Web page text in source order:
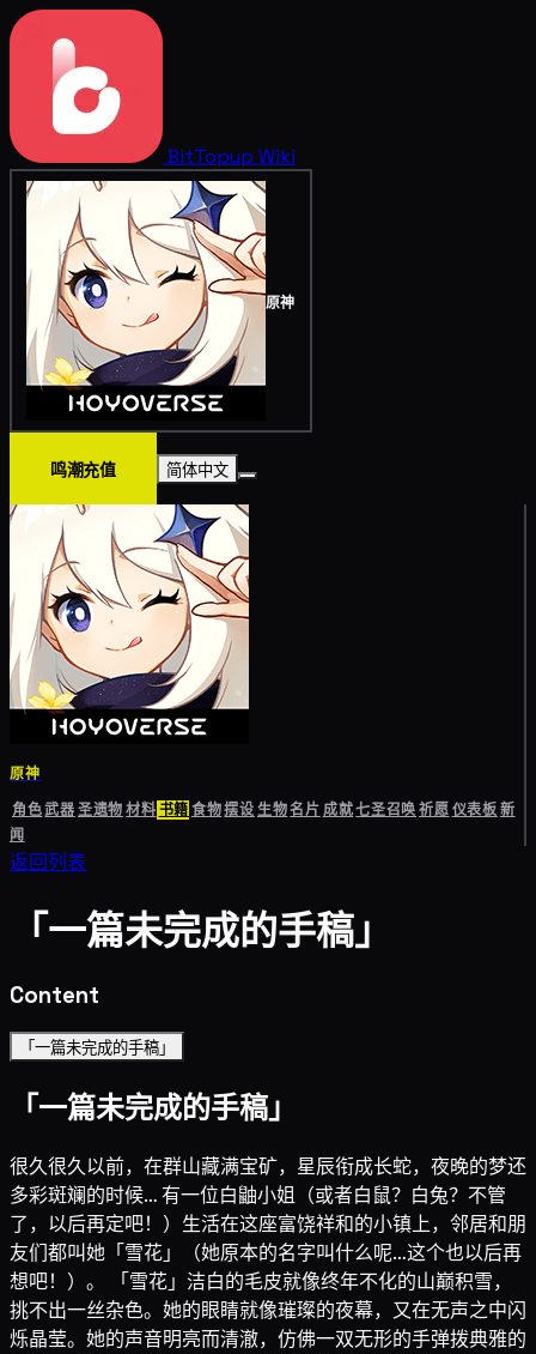
BitTopup Wiki
原神
鸣潮充值 简体中文
原神
角色武器圣遗物材料书籍食物摆设生物名片成就七圣召唤祈愿仪表板新
闻
返回列表
「一篇未完成的手稿」
Content
「一篇未完成的手稿」
「一篇未完成的手稿」
很久很久以前，在群山藏满宝矿，星辰衔成长蛇，夜晚的梦还
多彩斑斓的时候… 有一位白鼬小姐（或者白鼠？白兔？不管
了，以后再定吧！）生活在这座富饶祥和的小镇上，邻居和朋
友们都叫她「雪花」（她原本的名字叫什么呢…这个也以后再
想吧！）。 「雪花」洁白的毛皮就像终年不化的山巅积雪，
挑不出一丝杂色。她的眼睛就像璀璨的夜幕，又在无声之中闪
烁晶莹。她的声音明亮而清澈，仿佛一双无形的手弹拨典雅的